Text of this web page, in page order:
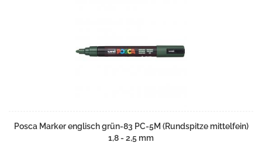
Posca Marker englisch grün-83 PC-5M (Rundspitze mittelfein)
1,8 - 2,5 mm